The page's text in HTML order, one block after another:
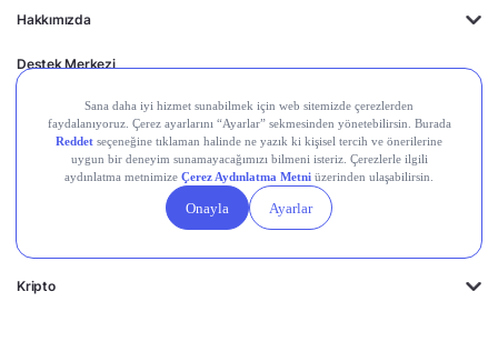
Hakkımızda
Destek Merkezi
Midas'ın Kulakları
Midas Akademi
Piyasalar
Kripto